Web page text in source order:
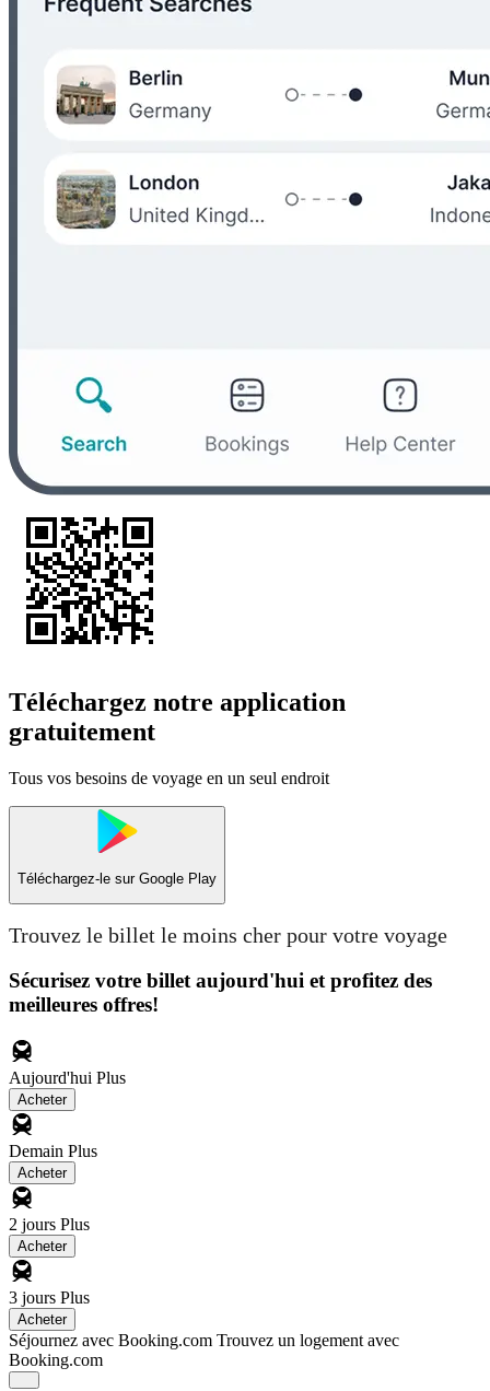
Téléchargez notre application
gratuitement
Tous vos besoins de voyage en un seul endroit
Téléchargez-le sur Google Play
Trouvez le billet le moins cher pour votre voyage
Sécurisez votre billet aujourd'hui et profitez des
meilleures offres!
Aujourd'hui Plus
Acheter
Demain Plus
Acheter
2 jours Plus
Acheter
3 jours Plus
Acheter
Séjournez avec Booking.com Trouvez un logement avec
Booking.com